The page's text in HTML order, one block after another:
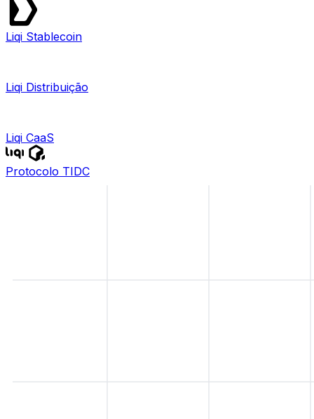
Liqi Stablecoin
Liqi Distribuição
Liqi CaaS
Protocolo TIDC